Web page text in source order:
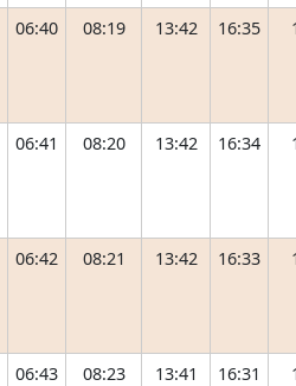
06:40 08:19 13:42 16:35
06:41 08:20 13:42 16:34
06:42 08:21 13:42 16:33
06:43 08:23 13:41 16:31